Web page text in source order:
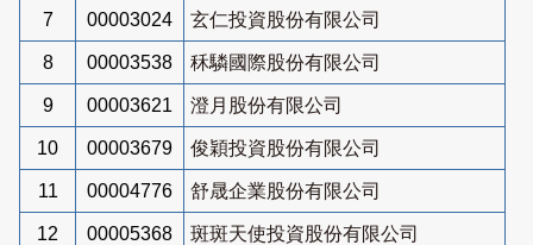
7 00003024 玄仁投資股份有限公司
8 00003538 秝驎國際股份有限公司
9 00003621 澄月股份有限公司
10 00003679 俊穎投資股份有限公司
11 00004776 舒晟企業股份有限公司
12 00005368 斑斑天使投資股份有限公司